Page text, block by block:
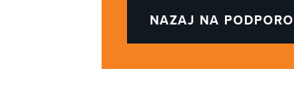
NAZAJ NA PODPORO